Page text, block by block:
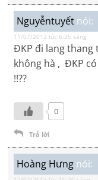
Nguyễntuyết nói:
11/07/2013 lúc 6:35 sáng
ĐKP đi lang thang
không hà , ĐKP
!!??
0
Trả lời
Hoàng Hưng nói: